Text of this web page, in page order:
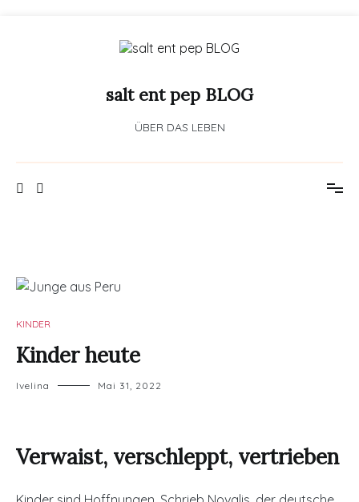
salt ent pep BLOG
ÜBER DAS LEBEN
KINDER
Kinder heute
Ivelina Mai 31, 2022
Verwaist, verschleppt, vertrieben